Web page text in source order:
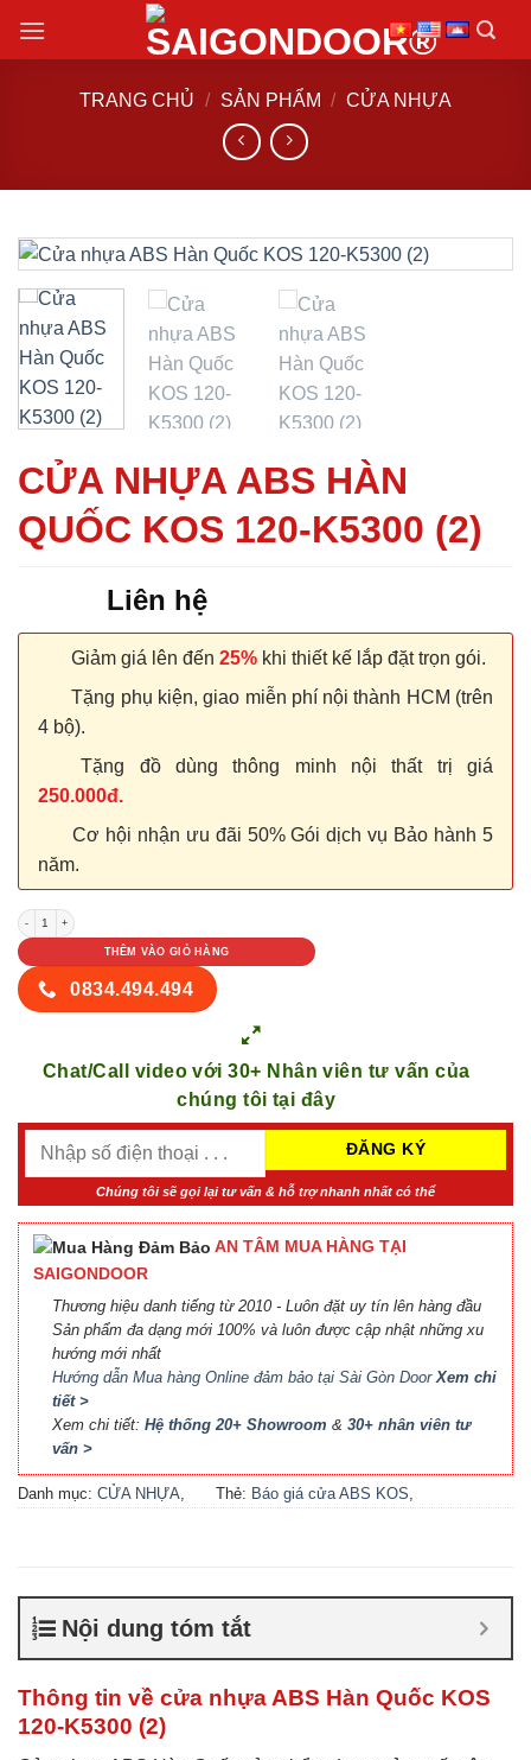
đến
TRANG CHỦ / SẢN PHẨM / CỬA NHỰA
CỬA NHỰA ABS HÀN
QUỐC KOS 120-K5300 (2)
Liên hệ
Giảm giá lên đến 25% khi thiết kế lắp đặt trọn gói.
Tặng phụ kiện, giao miễn phí nội thành HCM (trên
4 bộ).
Tặng đồ dùng thông minh nội thất trị giá
250.000đ.
Cơ hội nhận ưu đãi 50% Gói dịch vụ Bảo hành 5
năm.
CỬA NHỰA ABS HÀN QUỐC KOS 120-K5300 (2) số lượng
THÊM VÀO GIỎ HÀNG
0834.494.494
Chat/Call video với 30+ Nhân viên tư vấn của
chúng tôi tại đây
Chúng tôi sẽ gọi lại tư vấn & hỗ trợ nhanh nhất có thể
AN TÂM MUA HÀNG TẠI
SAIGONDOOR
Thương hiệu danh tiếng từ 2010 - Luôn đặt uy tín lên hàng đầu
Sản phẩm đa dạng mới 100% và luôn được cập nhật những xu
hướng mới nhất
Hướng dẫn Mua hàng Online đảm bảo tại Sài Gòn DoorXem chi
tiết >
Xem chi tiết: Hệ thống 20+ Showroom & 30+ nhân viên tư
vấn >
Danh mục: CỬA NHỰA,
Thẻ: Báo giá cửa ABS KOS,
nhựa ABS Hàn Quốc là gì
Cửa nhựa ABS Hàn Quốc
tại TP Vĩnh,Cửa nhựa ABS
nhựa ABS KOS
Nội dung tóm tắt
Thông tin về cửa nhựa ABS Hàn Quốc KOS
120-K5300 (2)